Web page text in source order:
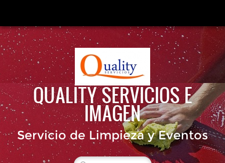
QUALITY SERVICIOS E
IMAGEN
Servicio de Limpieza y Eventos